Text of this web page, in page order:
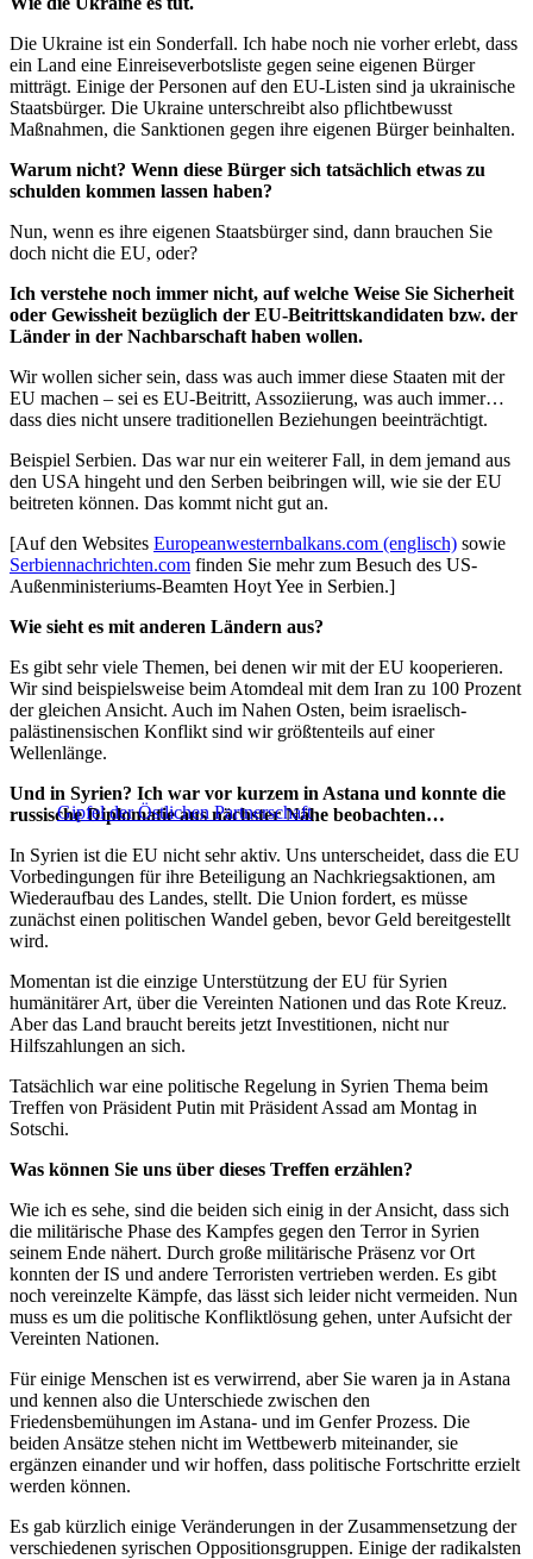
Die Ukraine ist ein Sonderfall. Ich habe noch nie vorher erlebt, dass
ein Land eine Einreiseverbotsliste gegen seine eigenen Bürger
mitträgt. Einige der Personen auf den EU-Listen sind ja ukrainische
Staatsbürger. Die Ukraine unterschreibt also pflichtbewusst
Maßnahmen, die Sanktionen gegen ihre eigenen Bürger beinhalten.
Warum nicht? Wenn diese Bürger sich tatsächlich etwas zu
schulden kommen lassen haben?
Nun, wenn es ihre eigenen Staatsbürger sind, dann brauchen Sie
doch nicht die EU, oder?
Ich verstehe noch immer nicht, auf welche Weise Sie Sicherheit
oder Gewissheit bezüglich der EU-Beitrittskandidaten bzw. der
Länder in der Nachbarschaft haben wollen.
Wir wollen sicher sein, dass was auch immer diese Staaten mit der
EU machen – sei es EU-Beitritt, Assoziierung, was auch immer…
dass dies nicht unsere traditionellen Beziehungen beeinträchtigt.
Beispiel Serbien. Das war nur ein weiterer Fall, in dem jemand aus
den USA hingeht und den Serben beibringen will, wie sie der EU
beitreten können. Das kommt nicht gut an.
[Auf den Websites Europeanwesternbalkans.com (englisch) sowie
Serbiennachrichten.com finden Sie mehr zum Besuch des US-
Außenministeriums-Beamten Hoyt Yee in Serbien.]
Wie sieht es mit anderen Ländern aus?
Es gibt sehr viele Themen, bei denen wir mit der EU kooperieren.
Wir sind beispielsweise beim Atomdeal mit dem Iran zu 100 Prozent
der gleichen Ansicht. Auch im Nahen Osten, beim israelisch-
palästinensischen Konflikt sind wir größtenteils auf einer
Wellenlänge.
Gipfel der Östlichen Partnerschaft
Und in Syrien? Ich war vor kurzem in Astana und konnte die
russische Diplomatie aus nächster Nähe beobachten…
In Syrien ist die EU nicht sehr aktiv. Uns unterscheidet, dass die EU
Vorbedingungen für ihre Beteiligung an Nachkriegsaktionen, am
Wiederaufbau des Landes, stellt. Die Union fordert, es müsse
zunächst einen politischen Wandel geben, bevor Geld bereitgestellt
wird.
Momentan ist die einzige Unterstützung der EU für Syrien
humänitärer Art, über die Vereinten Nationen und das Rote Kreuz.
Aber das Land braucht bereits jetzt Investitionen, nicht nur
Hilfszahlungen an sich.
Tatsächlich war eine politische Regelung in Syrien Thema beim
Treffen von Präsident Putin mit Präsident Assad am Montag in
Sotschi.
Was können Sie uns über dieses Treffen erzählen?
Wie ich es sehe, sind die beiden sich einig in der Ansicht, dass sich
die militärische Phase des Kampfes gegen den Terror in Syrien
seinem Ende nähert. Durch große militärische Präsenz vor Ort
konnten der IS und andere Terroristen vertrieben werden. Es gibt
noch vereinzelte Kämpfe, das lässt sich leider nicht vermeiden. Nun
muss es um die politische Konfliktlösung gehen, unter Aufsicht der
Vereinten Nationen.
Für einige Menschen ist es verwirrend, aber Sie waren ja in Astana
und kennen also die Unterschiede zwischen den
Friedensbemühungen im Astana- und im Genfer Prozess. Die
beiden Ansätze stehen nicht im Wettbewerb miteinander, sie
ergänzen einander und wir hoffen, dass politische Fortschritte erzielt
werden können.
Es gab kürzlich einige Veränderungen in der Zusammensetzung der
verschiedenen syrischen Oppositionsgruppen. Einige der radikalsten